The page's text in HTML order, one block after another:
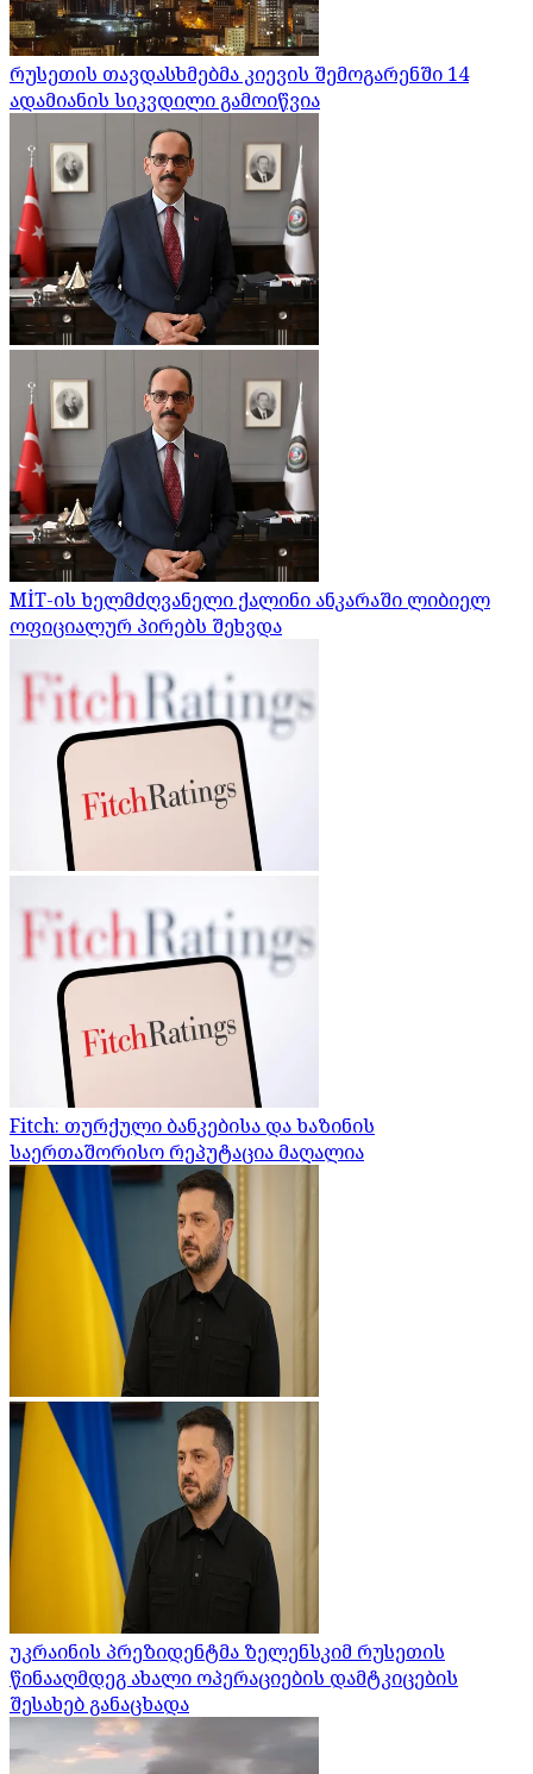
რუსეთის თავდასხმებმა კიევის შემოგარენში 14
ადამიანის სიკვდილი გამოიწვია
MİT-ის ხელმძღვანელი ქალინი ანკარაში ლიბიელ
ოფიციალურ პირებს შეხვდა
Fitch: თურქული ბანკებისა და ხაზინის
საერთაშორისო რეპუტაცია მაღალია
უკრაინის პრეზიდენტმა ზელენსკიმ რუსეთის
წინააღმდეგ ახალი ოპერაციების დამტკიცების
შესახებ განაცხადა